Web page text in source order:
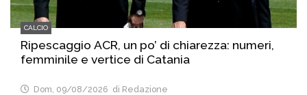
CALCIO
Ripescaggio ACR, un po’ di chiarezza: numeri,
femminile e vertice di Catania
Dom, 09/08/2026 di Redazione